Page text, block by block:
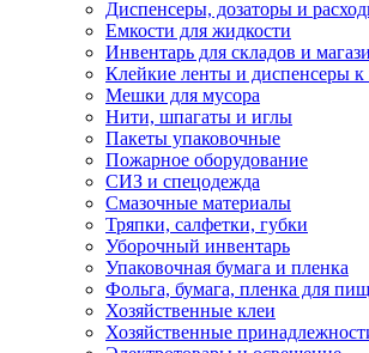
Диспенсеры, дозаторы и
Емкости для жидкости
Инвентарь для складов и
Клейкие ленты и диспенсеры
Мешки для мусора
Нити, шпагаты и иглы
Пакеты упаковочные
Пожарное оборудование
СИЗ и спецодежда
Смазочные материалы
Тряпки, салфетки, губки
Уборочный инвентарь
Упаковочная бумага и пленка
Фольга, бумага, пленка для
Хозяйственные клеи
Хозяйственные